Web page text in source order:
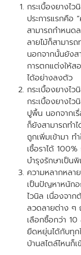
กระเบื้องยางไ
ประการแรกคือ
สามารถกำหนด
ลายไม้ก็สามาร
นอกจากนั้นยังส
การตกแต่งให้ส
ได้อย่างลงตัว
กระเบื้องยางไ
กระเบื้องยางไ
ปูพื้น นอกจากเ
ก็ยังสามารถท
ถูกเพิ่มเข้ามา
เชื้อราได้
บำรุงรักษาเป็น
ความหลากหลา
เป็นปัญหาหนักอ
ไวนิล เนื่องจาก
ลวดลายต่าง ๆ
เลือกซื้อกว่า
ยืดหยุ่นได้กับทุก
บ้านสไตล์ไหนก็